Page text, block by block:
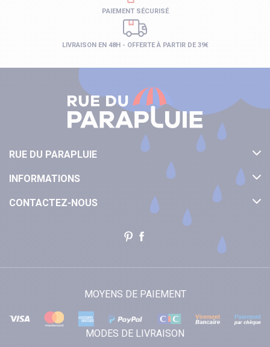
LIVRAISON EN 48H - OFFERTE À PARTIR DE 39€
PAIEMENT SÉCURISÉ
RUE DU PARAPLUIE
INFORMATIONS
CONTACTEZ-NOUS
MOYENS DE PAIEMENT
MODES DE LIVRAISON